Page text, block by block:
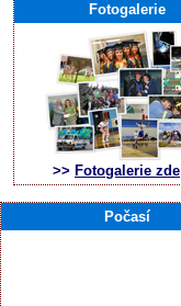
Fotogalerie
>> Fotogalerie zde
Počasí